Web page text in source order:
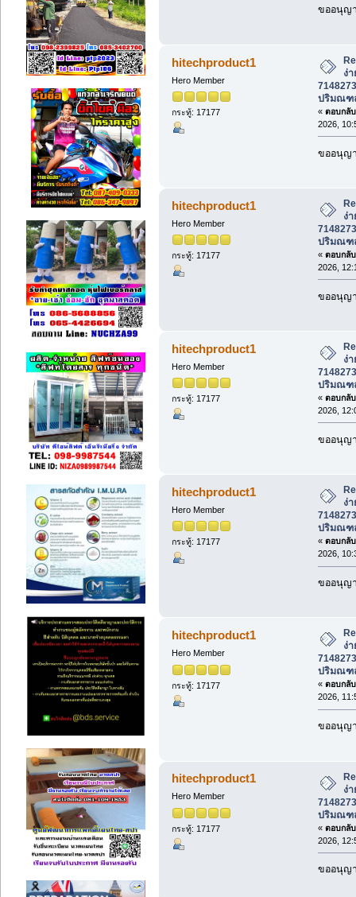
ขออนุญ
hitechproduct1
Hero Member
กระทู้: 17177
ง่
ปริมณฑ
« ตอบกลั
2026,
ขออนุญ
hitechproduct1
Hero Member
กระทู้: 17177
ง่
ปริมณฑ
« ตอบกลั
2026,
ขออนุญ
hitechproduct1
Hero Member
กระทู้: 17177
ง่
ปริมณฑ
« ตอบกลั
2026,
ขออนุญ
hitechproduct1
Hero Member
กระทู้: 17177
ง่
ปริมณฑ
« ตอบกลั
2026,
ขออนุญ
hitechproduct1
Hero Member
กระทู้: 17177
ง่
ปริมณฑ
« ตอบกลั
2026,
ขออนุญ
hitechproduct1
Hero Member
กระทู้: 17177
ง่
ปริมณฑ
« ตอบกลั
2026,
ขออนุญ